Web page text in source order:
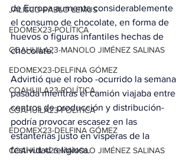
JALISCO-PABLO LEMUS
EDOMEX23-POLÍTICA
COAHUILA23-MANOLO JIMÉNEZ SALINAS
EDOMEX23-DELFINA GÓMEZ
COAHUILA23-POLÍTICA
COAHUILA23-POLÍTICA
EDOMEX23-DELFINA GÓMEZ
COAHUILA23-MANOLO JIMÉNEZ SALINAS
de Europa aumenta considerablemente
el consumo de chocolate, en forma de
huevos o figuras infantiles hechas de
chocolate.
Advirtió que el robo -ocurrido la semana
pasada mientras el camión viajaba entre
centros de producción y distribución-
podría provocar escasez en las
estanterías justo en vísperas de la
festividad religiosa.